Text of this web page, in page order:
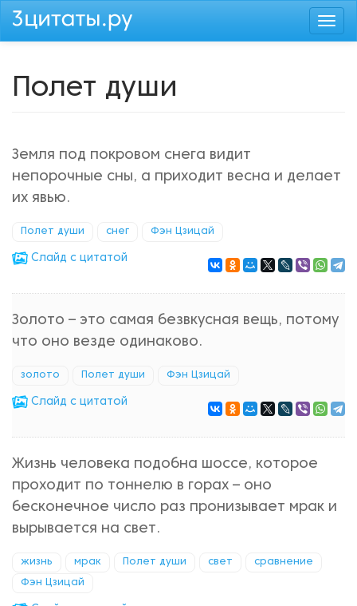
Перейти
Полет души
Земля под покровом снега видит
непорочные сны, а приходит весна и делает
их явью.
Полет души снег Фэн Цзицай
Cлайд с цитатой
Золото – это самая безвкусная вещь, потому
что оно везде одинаково.
золото Полет души Фэн Цзицай
Cлайд с цитатой
Жизнь человека подобна шоссе, которое
проходит по тоннелю в горах – оно
бесконечное число раз пронизывает мрак и
вырывается на свет.
жизнь мрак Полет души свет сравнение
Фэн Цзицай